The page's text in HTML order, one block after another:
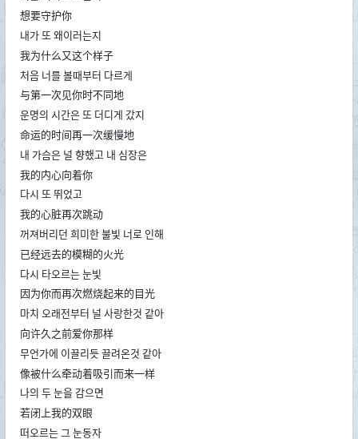
想要守护你
내가 또 왜이러는지
我为什么又这个样子
처음 너를 볼때부터 다르게
与第一次见你时不同地
운명의 시간은 또 더디게 갔지
命运的时间再一次缓慢地
내 가슴은 널 향했고 내 심장은
我的内心向着你
다시 또 뛰었고
我的心脏再次跳动
꺼져버리던 희미한 불빛 너로 인해
已经远去的模糊的火光
다시 타오르는 눈빛
因为你而再次燃烧起来的目光
마치 오래전부터 널 사랑한것 같아
向许久之前爱你那样
무언가에 이끌리듯 끌려온것 같아
像被什么牵动着吸引而来一样
나의 두 눈을 감으면
若闭上我的双眼
떠오르는 그 눈동자